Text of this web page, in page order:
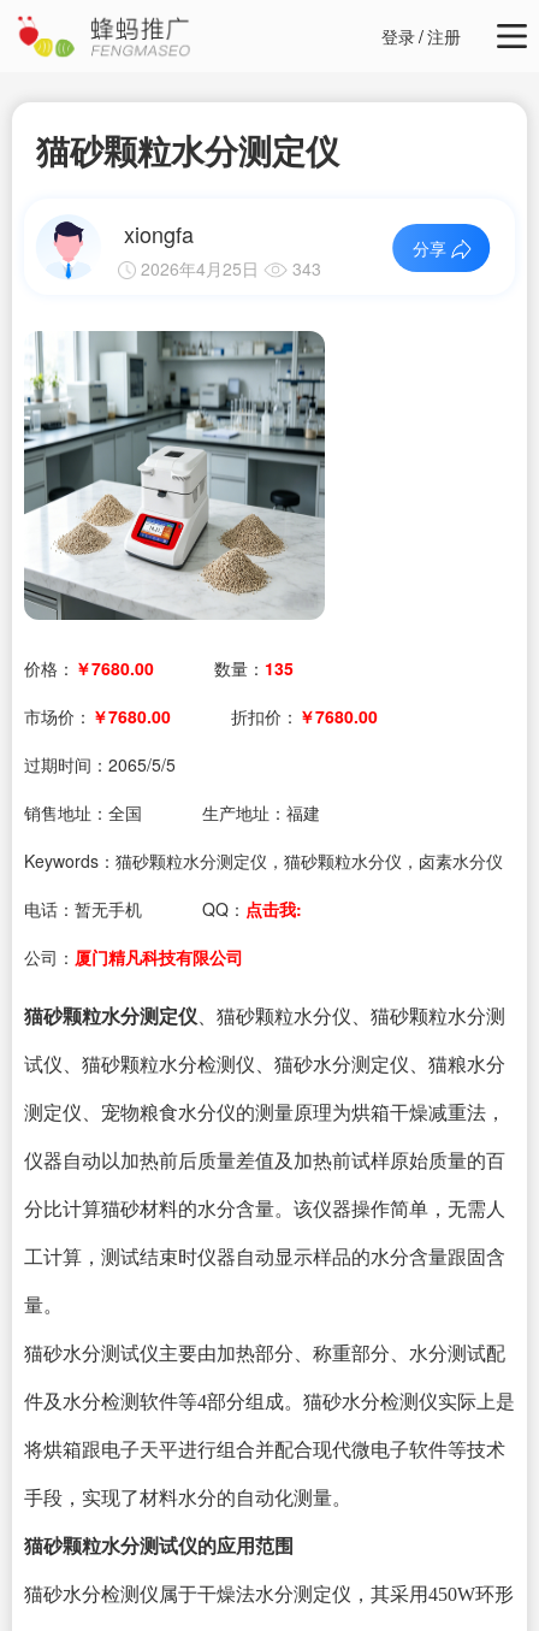
登录/注册
猫砂颗粒水分测定仪
xiongfa
2026年4月25日 343
分享
价格： ￥7680.00 数量： 135
市场价： ￥7680.00 折扣价： ￥7680.00
过期时间： 2065/5/5
销售地址：全国
生产地址：福建
Keywords：猫砂颗粒水分测定仪，猫砂颗粒水分仪，卤素水分仪
电话： 暂无手机 QQ： 点击我:
公司： 厦门精凡科技有限公司
猫砂颗粒水分测定仪 、猫砂颗粒水分仪、猫砂颗粒水分测
试仪、 猫砂颗粒水分检测仪、猫砂水分测定仪、猫粮水分
测定仪、宠物粮食水分仪的测量原理为烘箱干燥减重法，
仪器自动以加热前后质量差值及加热前试样原始质量的百
分比计算猫砂材料的水分含量。该仪器操作简单，无需人
工计算，测试结束时仪器自动显示样品的水分含量跟固含
量。
猫砂水分测试仪主要由加热部分、称重部分、水分测试配
件及水分检测软件等4部分组成。猫砂水分检测仪实际上是
将烘箱跟电子天平进行组合并配合现代微电子软件等技术
手段，实现了材料水分的自动化测量。
猫砂颗粒水分测试仪的应用范围
猫砂水分检测仪属于干燥法水分测定仪，其采用450W环形